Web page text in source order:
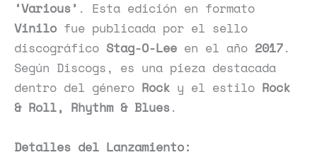
‘Various’ . Esta edición en formato
Vinilo fue publicada por el sello
discográfico Stag-O-Lee en el año 2017.
Según Discogs, es una pieza destacada
dentro del género Rock y el estilo Rock
& Roll, Rhythm & Blues.
Detalles del Lanzamiento: